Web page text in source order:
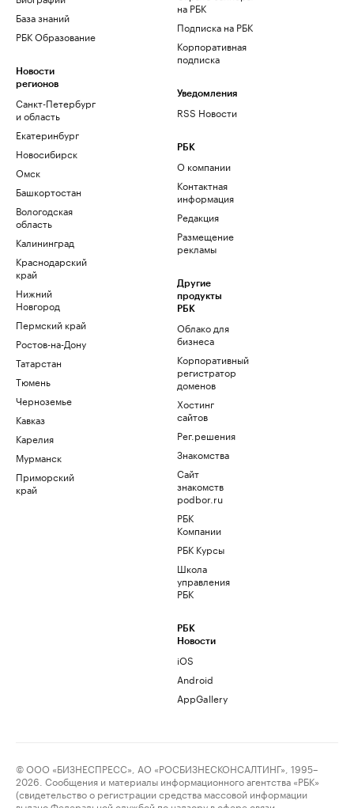
База знаний
РБК Образование
Новости
регионов
Санкт-Петербург
и область
Екатеринбург
Новосибирск
Омск
Башкортостан
Вологодская
область
Калининград
Краснодарский
край
Нижний
Новгород
Пермский край
Ростов-на-Дону
Татарстан
Тюмень
Черноземье
Кавказ
Карелия
Мурманск
Приморский
край
на РБК
Подписка на РБК
Корпоративная
подписка
Уведомления
RSS Новости
РБК
О компании
Контактная
информация
Редакция
Размещение
рекламы
Другие
продукты
РБК
Облако для
бизнеса
Корпоративный
регистратор
доменов
Хостинг
сайтов
Рег.решения
Знакомства
Сайт
знакомств
podbor.ru
РБК
Компании
РБК Курсы
Школа
управления
РБК
РБК
Новости
iOS
Android
AppGallery
© ООО «БИЗНЕСПРЕСС», АО «РОСБИЗНЕСКОНСАЛТИНГ», 1995–
2026. Сообщения и материалы информационного агентства «РБК»
(свидетельство о регистрации средства массовой информации